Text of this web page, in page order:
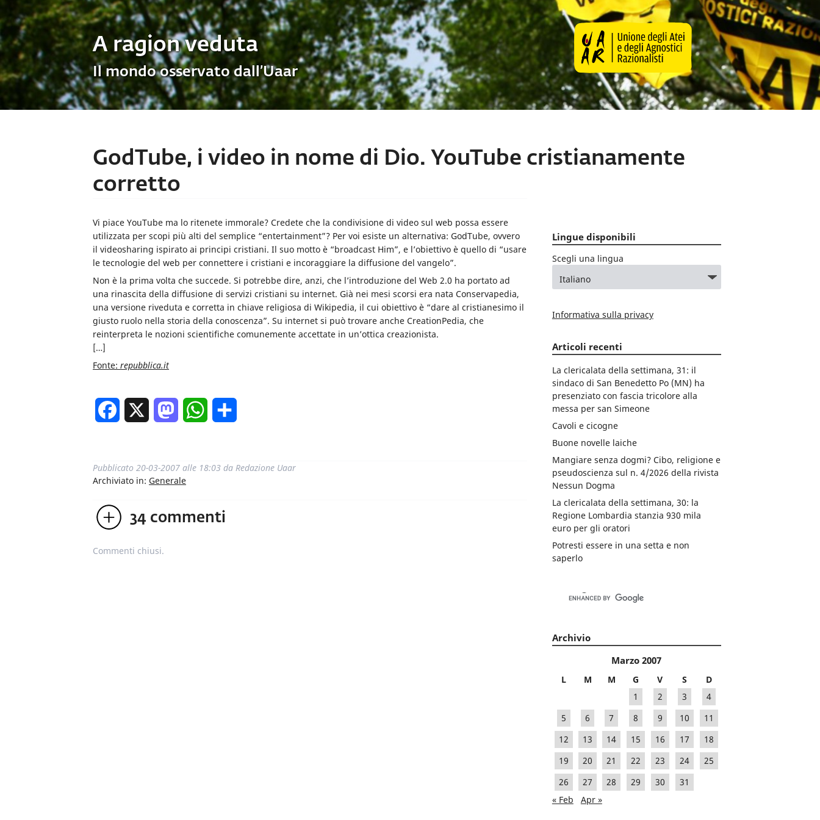
A ragion veduta
Il mondo osservato dall’Uaar
GodTube, i video in nome di Dio. YouTube cristianamente
corretto
Vi piace YouTube ma lo ritenete immorale? Credete che la condivisione di video sul web possa essere
utilizzata per scopi più alti del semplice “entertainment”? Per voi esiste un alternativa: GodTube, ovvero
il videosharing ispirato ai principi cristiani. Il suo motto è “broadcast Him”, e l’obiettivo è quello di “usare
le tecnologie del web per connettere i cristiani e incoraggiare la diffusione del vangelo”.
Non è la prima volta che succede. Si potrebbe dire, anzi, che l’introduzione del Web 2.0 ha portato ad
una rinascita della diffusione di servizi cristiani su internet. Già nei mesi scorsi era nata Conservapedia,
una versione riveduta e corretta in chiave religiosa di Wikipedia, il cui obiettivo è “dare al cristianesimo il
giusto ruolo nella storia della conoscenza”. Su internet si può trovare anche CreationPedia, che
reinterpreta le nozioni scientifiche comunemente accettate in un’ottica creazionista.
[…]
Fonte: repubblica.it
Facebook MastodonWhatsApp
Pubblicato 20-03-2007 alle 18:03 da Redazione Uaar
Archiviato in: Generale
34 commenti
Commenti chiusi.
Lingue disponibili
Scegli una lingua
Informativa sulla privacy
Articoli recenti
La clericalata della settimana, 31: il
sindaco di San Benedetto Po (MN) ha
presenziato con fascia tricolore alla
messa per san Simeone
Cavoli e cicogne
Buone novelle laiche
Mangiare senza dogmi? Cibo, religione e
pseudoscienza sul n. 4/2026 della rivista
Nessun Dogma
La clericalata della settimana, 30: la
Regione Lombardia stanzia 930 mila
euro per gli oratori
Potresti essere in una setta e non
saperlo
Archivio
Marzo 2007
L M M G V S
D
1
2 3
4
5
6 7 8 9 10
11
12
13 14 15 16 17
18
19
20 21 22 23 24
25
26
27 28 29 30
31
« Feb
Apr »